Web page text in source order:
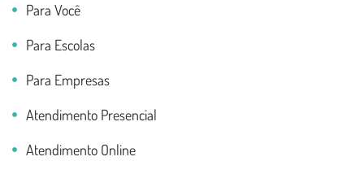
Para Você
Para Escolas
Para Empresas
Atendimento Presencial
Atendimento Online